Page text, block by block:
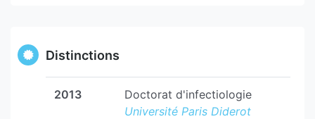
Distinctions
2013
Doctorat d'infectiologie
Université Paris Diderot